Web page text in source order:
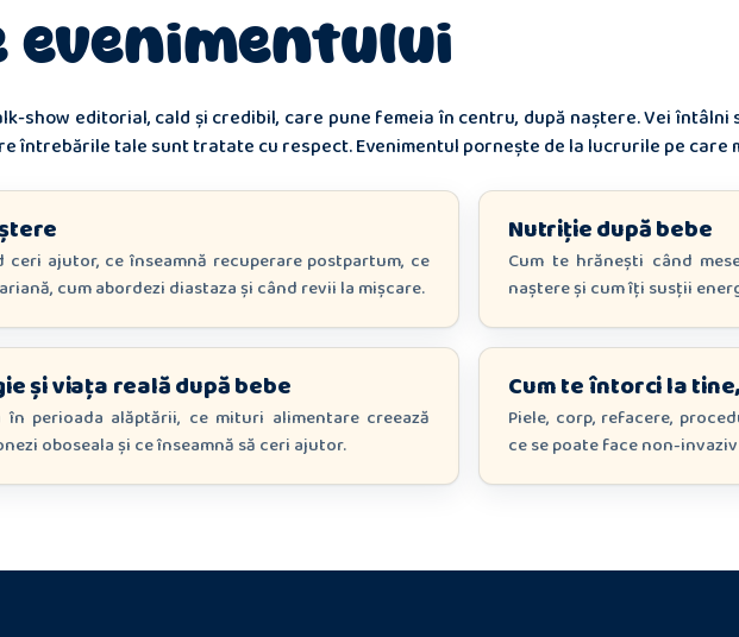
evenimentului
show editorial, cald și credibil, care pune femeia în centru, după naștere. Vei
întrebările tale sunt tratate cu respect. Evenimentul pornește de la lucrurile pe care
ceri ajutor, ce înseamnă recuperare postpartum, ce
cum abordezi diastaza și când revii la mișcare.
Nutriție după bebe
Cum te hrănești când
naștere și cum îți susții
și viața reală după bebe
în perioada alăptării, ce mituri alimentare creează
oboseala și ce înseamnă să ceri ajutor.
Cum te întorci la
Piele, corp, refacere,
ce se poate face non-